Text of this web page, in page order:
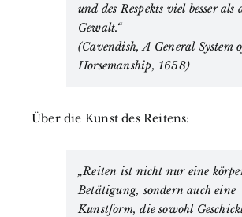
und des Respekts viel besser als
Gewalt.“
(Cavendish, A General System
Horsemanship, 1658)
Über die Kunst des Reitens:
„Reiten ist nicht nur eine
Betätigung, sondern auch eine
Kunstform, die sowohl